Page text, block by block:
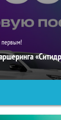
первым!